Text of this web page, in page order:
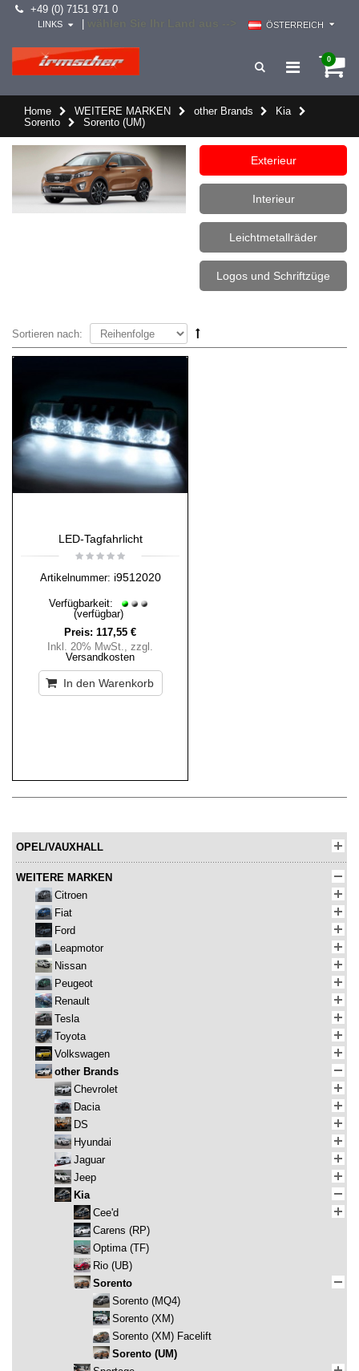
+49 (0) 7151 971 0
ÖSTERREICH
LINKS
0
Home WEITERE MARKEN other Brands
Kia
Sorento
Sorento (UM)
Exterieur
Interieur
Leichtmetallräder
Logos und Schriftzüge
Sortieren nach:
LED-Tagfahrlicht
Artikelnummer: i9512020
Verfügbarkeit:
(verfügbar)
Preis: 117,55 €
Inkl. 20% MwSt., zzgl.
Versandkosten
In den Warenkorb
OPEL/VAUXHALL
WEITERE MARKEN
Citroen
Fiat
Ford
Leapmotor
Nissan
Peugeot
Renault
Tesla
Toyota
Volkswagen
other Brands
Chevrolet
Dacia
DS
Hyundai
Jaguar
Jeep
Kia
Cee'd
Carens (RP)
Optima (TF)
Rio (UB)
Sorento
Sorento (MQ4)
Sorento (XM)
Sorento (XM) Facelift
Sorento (UM)